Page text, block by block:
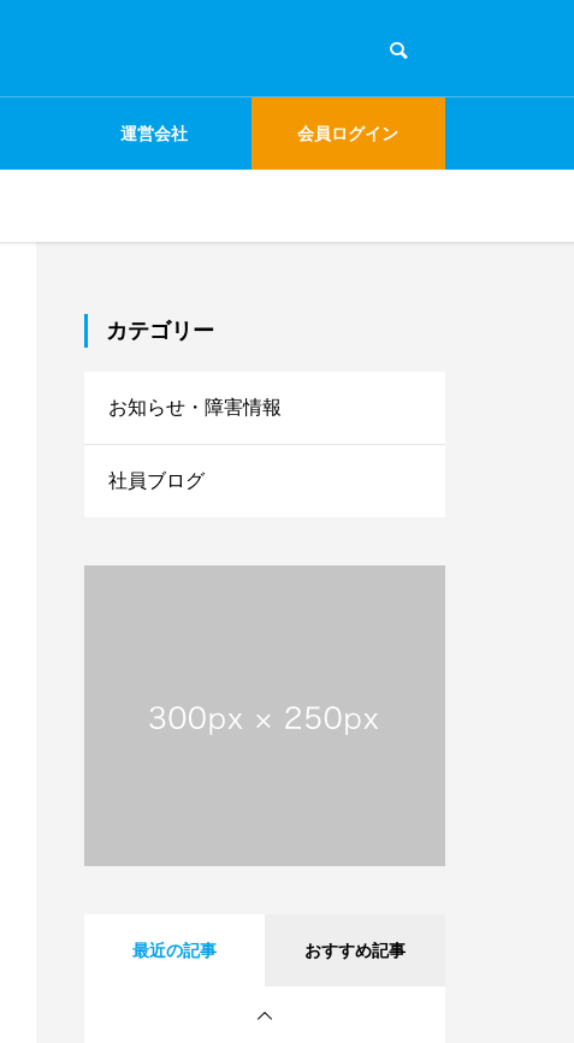
運営会社 会員ログイン
カテゴリー
お知らせ・障害情報
社員ブログ
最近の記事 おすすめ記事
【祝・創業25周年】沖縄
タイムスに掲載されまし
備工事のお知らせ
【動画で解説】Outlook